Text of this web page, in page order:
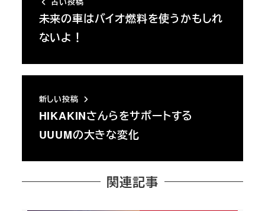
未来の車はバイオ燃料を使うかもしれ
ないよ！
新しい投稿
HIKAKINさんらをサポートする
UUUMの大きな変化
関連記事